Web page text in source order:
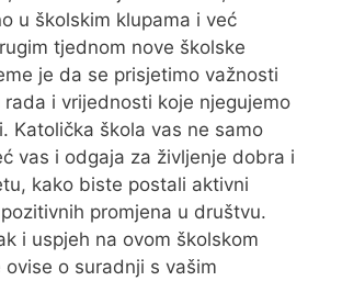
u školskim klupama i već
tjednom nove školske
je da se prisjetimo važnosti
rada i vrijednosti koje njegujemo
Katolička škola vas ne samo
vas i odgaja za življenje dobra i
kako biste postali aktivni
promjena u društvu.
i uspjeh na ovom školskom
ovise o suradnji s vašim